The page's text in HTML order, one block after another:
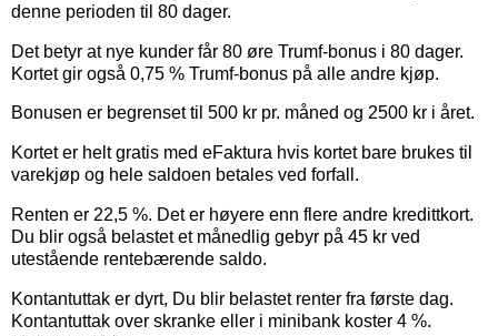
denne perioden til 80 dager.
Det betyr at nye kunder får 80 øre Trumf-bonus i 80 dager.
Kortet gir også 0,75 % Trumf-bonus på alle andre kjøp.
Bonusen er begrenset til 500 kr pr. måned og 2500 kr i året.
Kortet er helt gratis med eFaktura hvis kortet bare brukes til
varekjøp og hele saldoen betales ved forfall.
Renten er 22,5 %. Det er høyere enn flere andre kredittkort.
Du blir også belastet et månedlig gebyr på 45 kr ved
utestående rentebærende saldo.
Kontantuttak er dyrt, Du blir belastet renter fra første dag.
Kontantuttak over skranke eller i minibank koster 4 %.